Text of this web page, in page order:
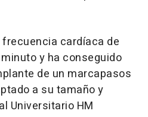
cardíaca de
y ha conseguido
de un marcapasos
a su tamaño y
Universitario HM